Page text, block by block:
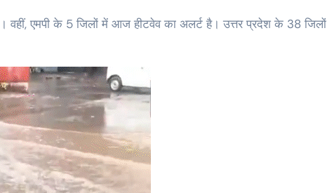
वहीं, एमपी के 5 जिलों में आज हीटवेव का अलर्ट है। उत्तर प्रदेश के 38 जिलों